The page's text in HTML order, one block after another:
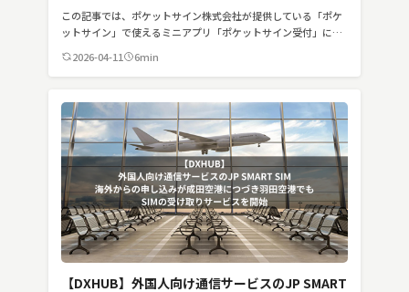
この記事では、ポケットサイン株式会社が提供している「ポケ
ットサイン」で使えるミニアプリ「ポケットサイン受付」につ
2026-04-11 6min
【DXHUB】外国人向け通信サービスのJP SMART